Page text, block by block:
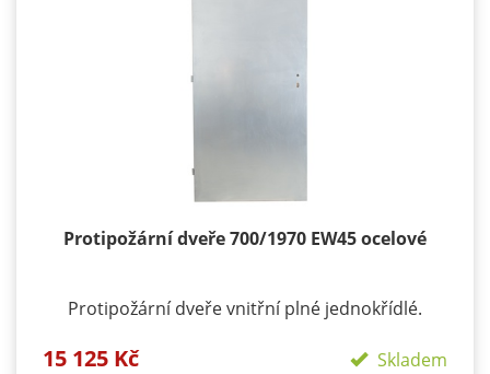
Protipožární dveře 700/1970 EW45 ocelové
Protipožární dveře vnitřní plné jednokřídlé.
konstrukce ocelové plechy tloušťky 1,2 mm z
15 125 Kč Skladem